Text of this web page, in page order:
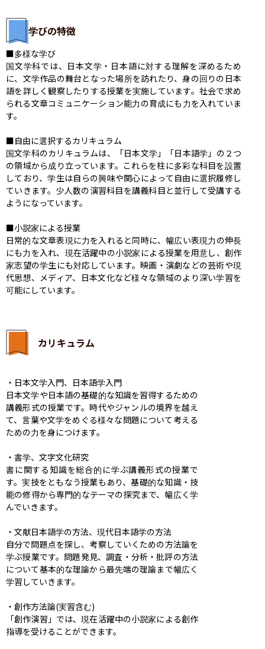
学びの特徴
■多様な学び
国文学科では、日本文学・日本語に対する理解を深めるため
に、文学作品の舞台となった場所を訪れたり、身の回りの日本
語を詳しく観察したりする授業を実施しています。社会で求め
られる文章コミュニケーション能力の育成にも力を入れていま
す。
■自由に選択するカリキュラム
国文学科のカリキュラムは、「日本文学」「日本語学」の２つ
の領域から成り立っています。これらを柱に多彩な科目を設置
しており、学生は自らの興味や関心によって自由に選択履修し
ていきます。少人数の演習科目を講義科目と並行して受講する
ようになっています。
■小説家による授業
日常的な文章表現に力を入れると同時に、幅広い表現力の伸長
にも力を入れ、現在活躍中の小説家による授業を用意し、創作
家志望の学生にも対応しています。映画・演劇などの芸術や現
代思想、メディア、日本文化など様々な領域のより深い学習を
可能にしています。
カリキュラム
・日本文学入門、日本語学入門
日本文学や日本語の基礎的な知識を習得するための
講義形式の授業です。時代やジャンルの境界を越え
て、言葉や文学をめぐる様々な問題について考える
ための力を身につけます。
・書学、文字文化研究
書に関する知識を総合的に学ぶ講義形式の授業で
す。実技をともなう授業もあり、基礎的な知識・技
能の修得から専門的なテーマの探究まで、幅広く学
んでいきます。
・文献日本語学の方法、現代日本語学の方法
自分で問題点を探し、考察していくための方法論を
学ぶ授業です。問題発見、調査・分析・批評の方法
について基本的な理論から最先端の理論まで幅広く
学習していきます。
・創作方法論(実習含む)
「創作演習」では、現在活躍中の小説家による創作
指導を受けることができます。